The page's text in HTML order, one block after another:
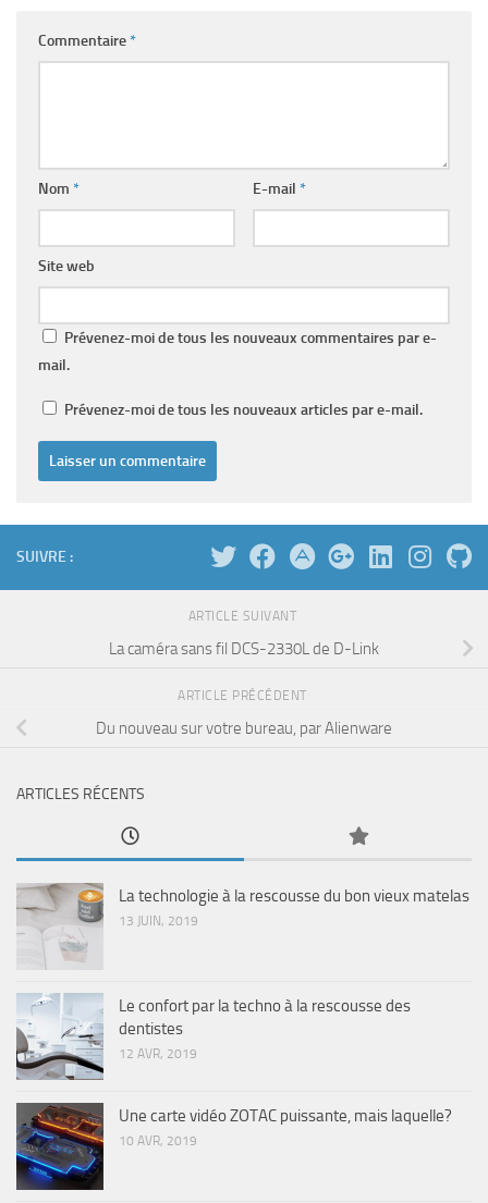
Commentaire*
Nom * E-mail *
Site web
Prévenez-moi de tous les nouveaux commentaires par e-
mail.
Prévenez-moi de tous les nouveaux articles par e-mail.
SUIVRE :
ARTICLE SUIVANT
La caméra sans fil DCS-2330L de D-Link
ARTICLE PRÉCÉDENT
Du nouveau sur votre bureau, par Alienware
ARTICLES RÉCENTS
La technologie à la rescousse du bon vieux matelas
13 JUIN, 2019
Le confort par la techno à la rescousse des
dentistes
12 AVR, 2019
Une carte vidéo ZOTAC puissante, mais laquelle?
10 AVR, 2019